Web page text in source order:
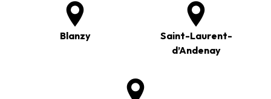
Blanzy
Saint-Laurent-
d’Andenay